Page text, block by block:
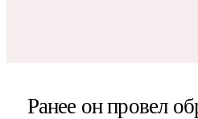
Ранее он провел